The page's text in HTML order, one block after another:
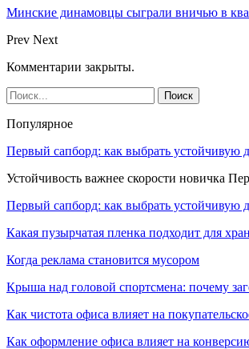
Минские динамовцы сыграли вничью в
Prev Next
Комментарии закрыты.
Популярное
Первый сапборд: как выбрать устойчивую
Устойчивость важнее скорости новичка
Первый сапборд: как выбрать устойчивую
Какая пузырчатая пленка подходит для
Когда реклама становится мусором
Крыша над головой спортсмена: почему
Как чистота офиса влияет на
Как оформление офиса влияет на